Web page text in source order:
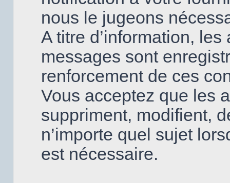
nous le jugeons
A titre d’information,
messages sont
renforcement de ces
Vous acceptez que les
suppriment, modifient,
n’importe quel sujet
est nécessaire.